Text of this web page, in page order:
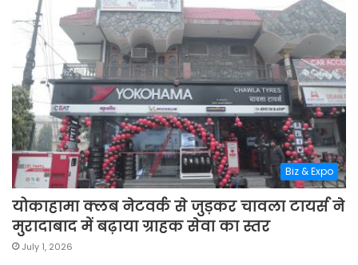
Biz & Expo
योकाहामा क्लब नेटवर्क से जुड़कर चावला टायर्स ने
मुरादाबाद में बढ़ाया ग्राहक सेवा का स्तर
July 1, 2026